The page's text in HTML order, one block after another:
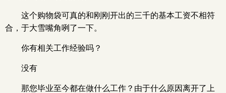
这个购物袋可真的和刚刚开出的三千的基本工资不相符
合，于大雪嘴角咧了一下。
你有相关工作经验吗？
没有
那您毕业至今都在做什么工作？由于什么原因离开了上